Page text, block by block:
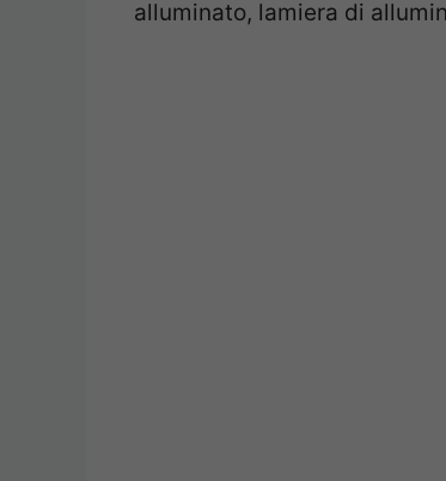
alluminato, lamiera di